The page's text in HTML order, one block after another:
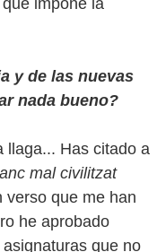
impone la
y de las nuevas
nada bueno?
llaga... Has citado a
mal civilitzat
verso que me han
he aprobado
que no